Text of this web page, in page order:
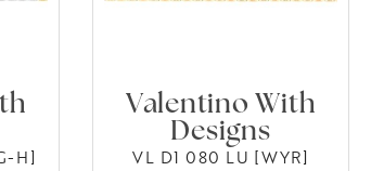
H]
Valentino With
Designs
VL D1 080 LU [WYR]